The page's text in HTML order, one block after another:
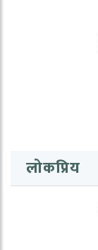
लोकप्रिय